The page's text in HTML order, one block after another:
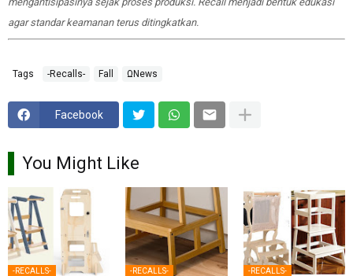
agar standar keamanan terus ditingkatkan.
Tags -Recalls- Fall ΩNews
Facebook
You Might Like
-RECALLS- -RECALLS- -RECALLS-